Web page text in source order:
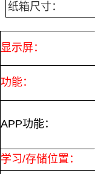
纸箱尺寸：
显示屏：
功能：
APP功能：
学习/存储位置：